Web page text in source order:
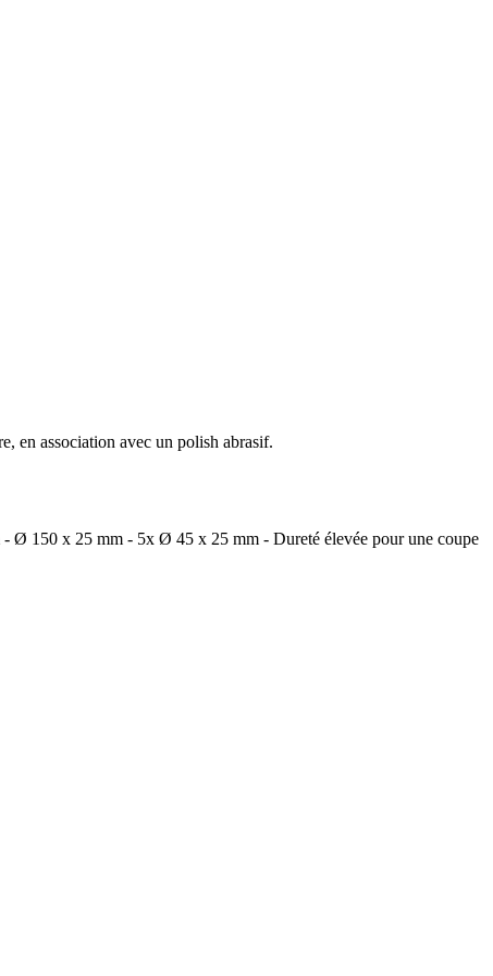
en association avec un polish abrasif.
Ø 150 x 25 mm - 5x Ø 45 x 25 mm - Dureté élevée pour une coupe